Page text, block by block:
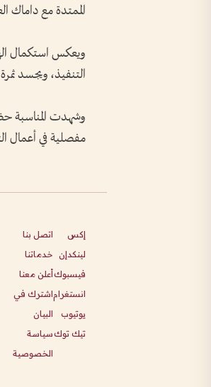
الممتدة مع داماك
ويعكس استكمال
التنفيذ، ويجسد
وشهدت المناسبة
مفصلية في أعمال
إكس
لينكدإن
فيسبوك
انستغرام
يوتيوب
تيك توك
اتصل بنا
خدماتنا
أعلن معنا
اشترك في
البيان
سياسة
الخصوصية